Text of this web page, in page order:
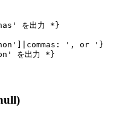
を出力 *}
', or '}